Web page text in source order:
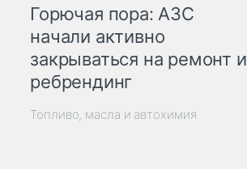
Горючая пора: АЗС
начали активно
закрываться на ремонт и
ребрендинг
Топливо, масла и автохимия